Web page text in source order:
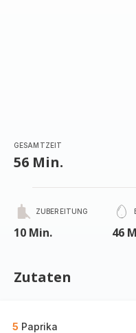
GESAMTZEIT
56 Min.
ZUBEREITUNG
10 Min. 46
Zutaten
5 Paprika